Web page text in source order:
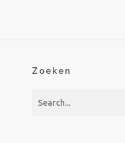
Zoeken